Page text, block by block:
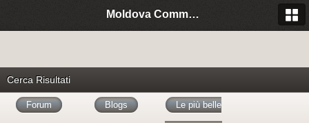
Moldova Community Italia
Cerca Risultati
Forum Blogs Le più belle